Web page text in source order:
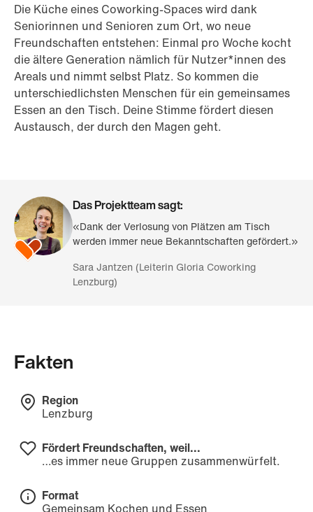
Die Küche eines Coworking-Spaces wird dank
Seniorinnen und Senioren zum Ort, wo neue
Freundschaften entstehen: Einmal pro Woche kocht
die ältere Generation nämlich für Nutzer*innen des
Areals und nimmt selbst Platz. So kommen die
unterschiedlichsten Menschen für ein gemeinsames
Essen an den Tisch. Deine Stimme fördert diesen
Austausch, der durch den Magen geht.
Das Projektteam sagt:
«Dank der Verlosung von Plätzen am Tisch
werden immer neue Bekanntschaften gefördert.»
Sara Jantzen (Leiterin Gloria Coworking
Lenzburg)
Fakten
Region
Lenzburg
Fördert Freundschaften, weil...
…es immer neue Gruppen zusammenwürfelt.
Format